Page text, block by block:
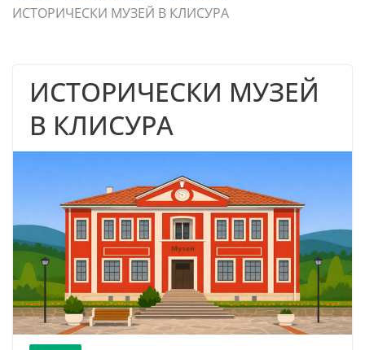
ИСТОРИЧЕСКИ МУЗЕЙ В КЛИСУРА
ИСТОРИЧЕСКИ МУЗЕЙ
В КЛИСУРА